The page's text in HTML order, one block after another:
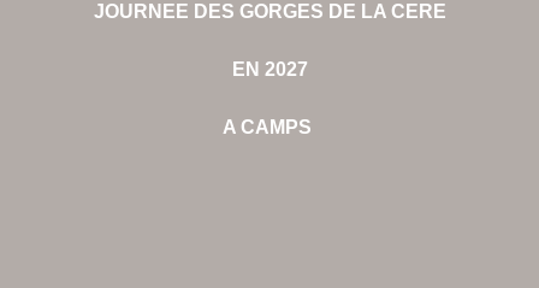
JOURNEE DES GORGES DE LA CERE
EN 2027
A CAMPS